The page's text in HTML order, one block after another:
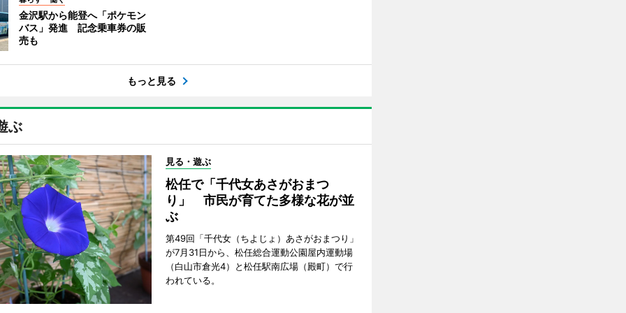
金沢駅から能登へ「ポケモン
バス」発進 記念乗車券の販
売も
もっと見る
ぶ
見る・遊ぶ
松任で「千代女あさがおまつ
り」 市民が育てた多様な花が並
ぶ
第49回「千代女（ちよじょ）あさがおまつり」
が7月31日から、松任総合運動公園屋内運動場
（白山市倉光4）と松任駅南広場（殿町）で行
われている。